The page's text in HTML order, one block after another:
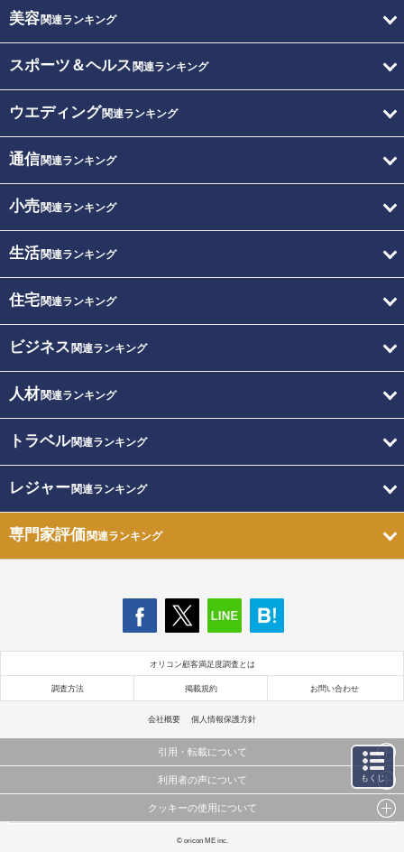
美容関連ランキング
スポーツ＆ヘルス 関連ランキング
ウエディング関連ランキング
通信関連ランキング
小売関連ランキング
生活関連ランキング
住宅関連ランキング
ビジネス 関連ランキング
人材関連ランキング
トラベル関連ランキング
レジャー関連ランキング
専門家評価関連ランキング
オリコン顧客満足度調査とは
調査方法 掲載規約 お問い合わせ
会社概要 個人情報保護方針
引用・転載について
当サイトで公開されている情報（文字、写真、イラスト、画像データ等）及びこれらの配置・
これらの情報を権利者の許可なく無断転載・複製などの二次利用を行うことは固く禁じており
利用者の声について
当サイトに掲載している内容はすべてサービスの利用者が提出された見解・感想です。
弊社の見解・ 意見ではないことをご理解いただいた上でご覧ください。
クッキーの使用について
このサイトでは Cookie を使用して、ユーザーに合わせたコンテンツや広告の表示、ソーシャル
© oricon ME inc.
もくじ